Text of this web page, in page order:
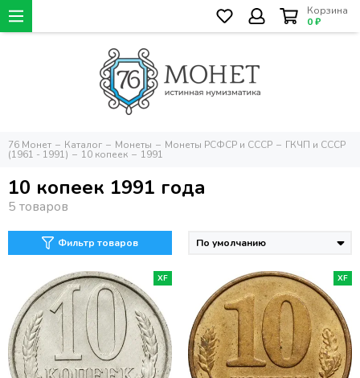
Корзина
0 ₽
76 Монет Каталог Монеты Монеты РСФСР и СССР ГКЧП и СССР
(1961 - 1991) 10 копеек 1991
10 копеек 1991 года
Фильтр товаров
XF XF